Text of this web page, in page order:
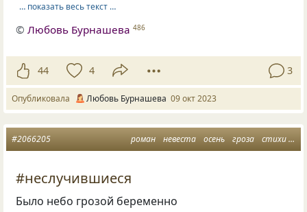
… показать весь текст …
©Любовь Бурнашева 486
44 4 3
Опубликовала Любовь Бурнашева 09 окт 2023
роман невеста осень гроза стихи о жизни
#2066205
#неслучившиеся
Было небо грозой беременно